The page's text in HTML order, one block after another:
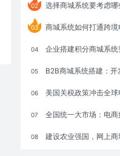
02 选择商城系统要考虑哪
03 商城系统如何打通跨境
04 企业搭建积分商城系统
05 B2B商城系统搭建：
06 美国关税政策冲击全球电商格局：
07 全国统一大市场：电商
08 建设农业强国，网上商